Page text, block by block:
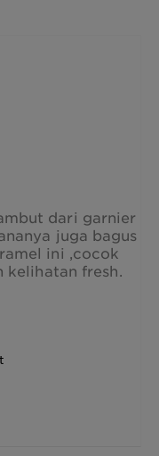
dari garnier
juga bagus
ini ,cocok
kelihatan fresh.